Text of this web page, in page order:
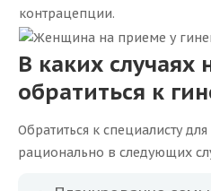
контрацепции.
В каких случаях
обратиться к
Обратиться к специалисту
рационально в следующих